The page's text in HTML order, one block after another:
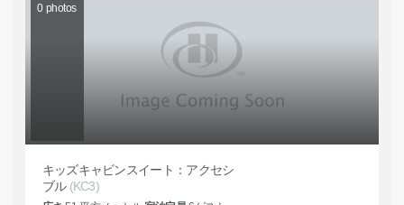
0 photos
キッズキャビンスイート：アクセシ
ブル (KC3)